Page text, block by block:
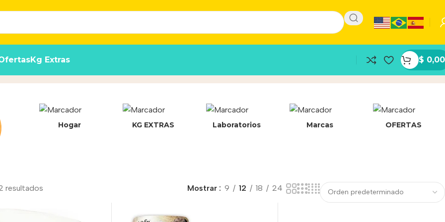
Kg Extras $ 0,00
Hogar KG EXTRAS Laboratorios Marcas OFERTAS
resultados Mostrar 9 12 18 24